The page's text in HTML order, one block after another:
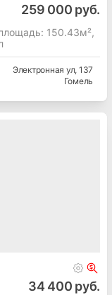
259 000 руб.
150.43м²,
Электронная ул, 137
Гомель
34 400 руб.